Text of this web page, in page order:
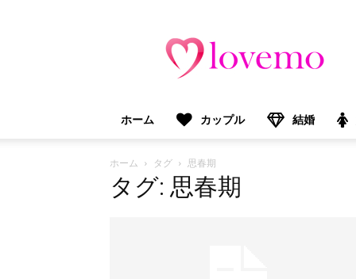
モ）：
プ
マ
マ
向
ホーム カップル 結婚
ホーム タグ 思春期
タグ: 思春期